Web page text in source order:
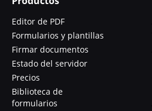
Editor de PDF
Formularios y plantillas
Firmar documentos
Estado del servidor
Precios
Biblioteca de
formularios